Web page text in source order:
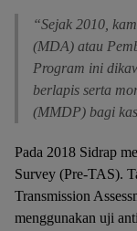
“Sejak 2010,
(MDA) atau
Program ini
berlapis serta
(MMDP) bagi
Pada 2018 Sidrap
Survey (Pre-TAS).
Transmission
menggunakan uji